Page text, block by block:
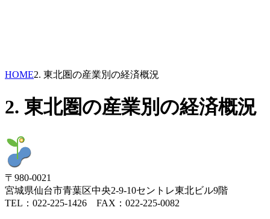
HOME2. 東北圏の産業別の経済概況
2. 東北圏の産業別の経済概況
〒980-0021
宮城県仙台市青葉区中央2-9-10セントレ東北ビル9階
TEL：022-225-1426 FAX：022-225-0082